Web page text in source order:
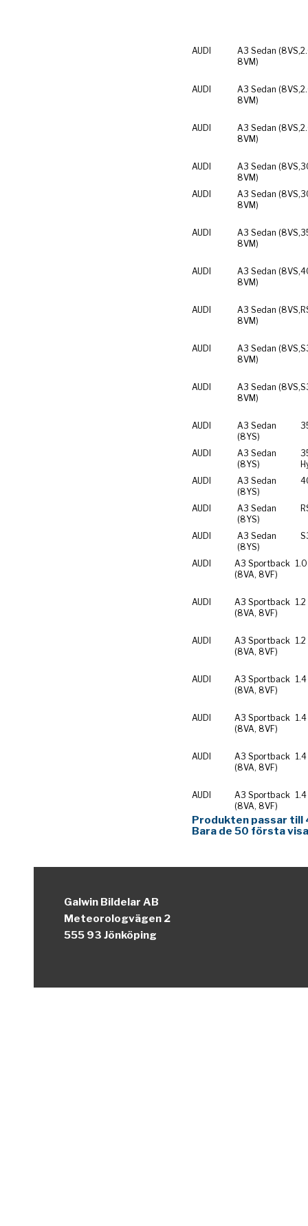
AUDI
A3 Sedan (8VS,
8VM)
AUDI
A3 Sedan (8VS,
8VM)
AUDI
A3 Sedan (8VS,
8VM)
AUDI
A3 Sedan (8VS,
8VM)
AUDI
A3 Sedan (8VS,
8VM)
AUDI
A3 Sedan (8VS,
8VM)
AUDI
A3 Sedan (8VS,
8VM)
AUDI
A3 Sedan (8VS,
8VM)
AUDI
A3 Sedan (8VS,
8VM)
AUDI
A3 Sedan (8VS,
8VM)
AUDI
A3 Sedan
(8YS)
AUDI
A3 Sedan
(8YS)
AUDI
A3 Sedan
(8YS)
AUDI
A3 Sedan
(8YS)
AUDI
A3 Sedan
(8YS)
AUDI
A3 Sportback
(8VA, 8VF)
AUDI
A3 Sportback
(8VA, 8VF)
AUDI
A3 Sportback
(8VA, 8VF)
AUDI
A3 Sportback
(8VA, 8VF)
AUDI
A3 Sportback
(8VA, 8VF)
AUDI
A3 Sportback
(8VA, 8VF)
AUDI
A3 Sportback
(8VA, 8VF)
Produkten passar till
Bara de 50 första
Galwin Bildelar AB
Meteorologvägen 2
555 93 Jönköping